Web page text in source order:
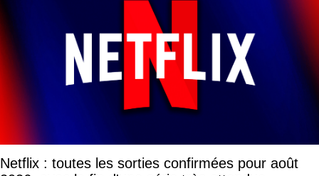
Netflix : toutes les sorties confirmées pour août